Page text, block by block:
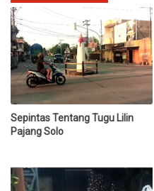
Sepintas Tentang Tugu Lilin
Pajang Solo